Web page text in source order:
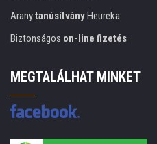
AranytanúsítványHeureka
Biztonságos on-line fizetés
MEGTALÁLHAT MINKET